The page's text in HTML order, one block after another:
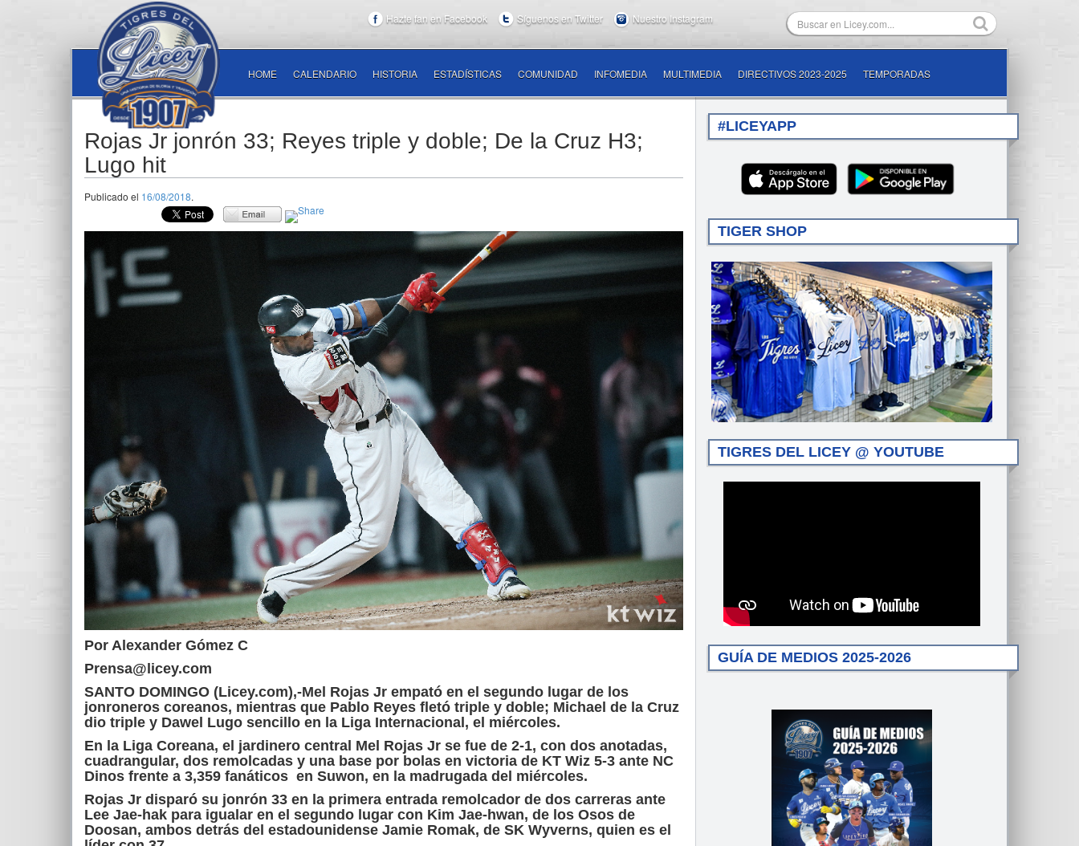
Hazte fan en Facebook Síguenos en Twitter Nuestro Instagram
HOME CALENDARIO HISTORIA ESTADÍSTICAS COMUNIDAD INFOMEDIA MULTIMEDIA DIRECTIVOS 2023-2025 TEMPORADAS
Rojas Jr jonrón 33; Reyes triple y doble; De la Cruz H3;
Lugo hit
Publicado el 16/08/2018.
Por Alexander Gómez C
Prensa@licey.com
SANTO DOMINGO (Licey.com),-Mel Rojas Jr empató en el segundo lugar de los
jonroneros coreanos, mientras que Pablo Reyes fletó triple y doble; Michael de la Cruz
dio triple y Dawel Lugo sencillo en la Liga Internacional, el miércoles.
En la Liga Coreana, el jardinero central Mel Rojas Jr se fue de 2-1, con dos anotadas,
cuadrangular, dos remolcadas y una base por bolas en victoria de KT Wiz 5-3 ante NC
Dinos frente a 3,359 fanáticos en Suwon, en la madrugada del miércoles.
Rojas Jr disparó su jonrón 33 en la primera entrada remolcador de dos carreras ante
Lee Jae-hak para igualar en el segundo lugar con Kim Jae-hwan, de los Osos de
Doosan, ambos detrás del estadounidense Jamie Romak, de SK Wyverns, quien es el
#LICEYAPP
TIGER SHOP
TIGRES DEL LICEY @ YOUTUBE
GUÍA DE MEDIOS 2025-2026